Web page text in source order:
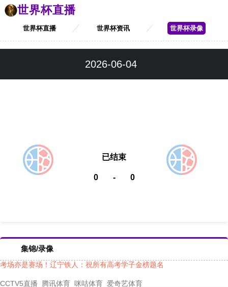
世界杯直播
世界杯直播 世界杯资讯 世界杯录像
2026-06-04
0 - 0
已结束
集锦/录像
考场亦是赛场！辽宁铁人：祝所有高考学子金榜题名
CCTV5直播 腾讯体育 咪咕体育 爱奇艺体育